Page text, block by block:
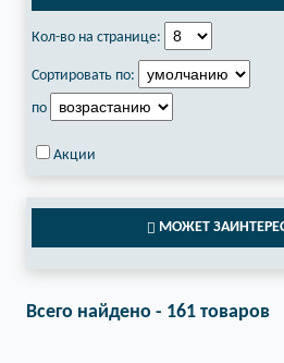
Кол-во на странице:
Сортировать по:
по
Акции
МОЖЕТ
Всего найдено - 161 товаров